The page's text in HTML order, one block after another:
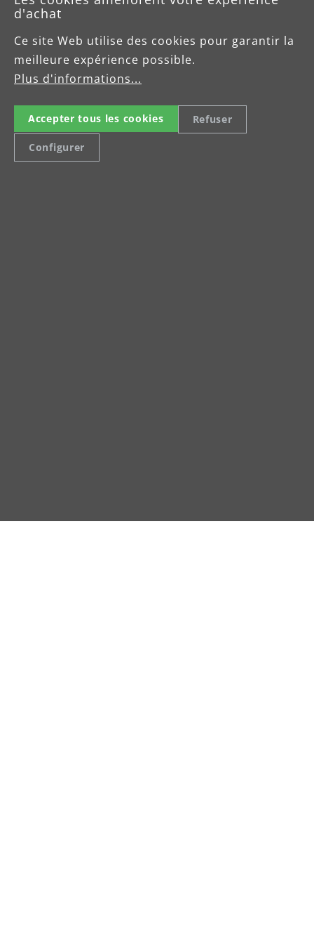
Tel: +49 (0) 34205 9 27 94 15
Fax: +49 (0) 34205 9 27 94 29
info@menzer-tools.com
Mentions légales
d'achat
Ce site Web utilise des cookies pour garantir la
meilleure expérience possible.
Plus d'informations...
Accepter tous les cookies Refuser
Configurer